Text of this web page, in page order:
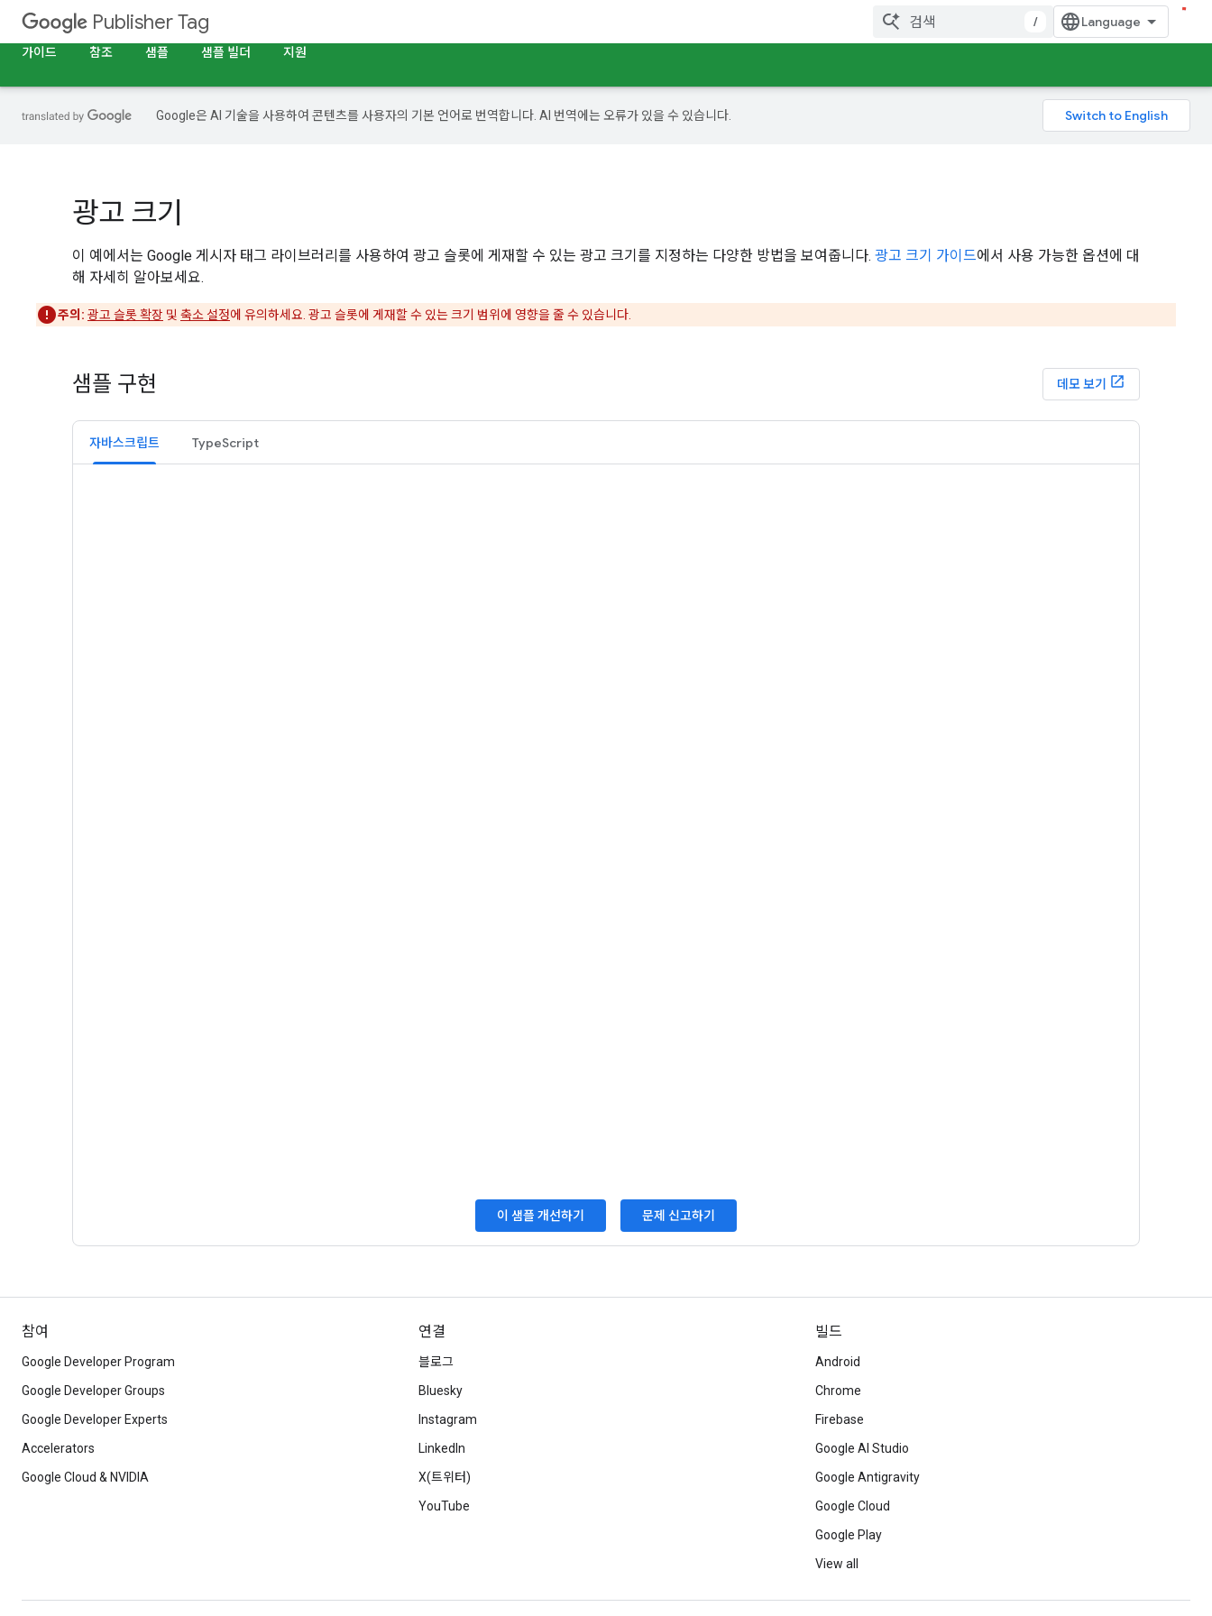
Publisher Tag
/
가이드
참조 샘플 샘플 빌더 지원
Google은 AI 기술을 사용하여 콘텐츠를 사용자의 기본 언어로 번역합니다. AI 번역에는 오류가 있을 수 있습니다.
광고 크기
이 예에서는 Google 게시자 태그 라이브러리를 사용하여 광고 슬롯에 게재할 수 있는 광고 크기를 지정하는 다양한 방법을 보여줍니다. 광고 크기 가이드에서 사용 가능한 옵션에 대
해 자세히 알아보세요.
주의: 광고 슬롯 확장 및 축소 설정에 유의하세요. 광고 슬롯에 게재할 수 있는 크기 범위에 영향을 줄 수 있습니다.
샘플 구현 데모 보기
자바스크립트 TypeScript
이 샘플 개선하기 문제 신고하기
참여
Google Developer Program
Google Developer Groups
Google Developer Experts
Accelerators
Google Cloud & NVIDIA
연결
블로그
Bluesky
Instagram
LinkedIn
X(트위터)
YouTube
빌드
Android
Chrome
Firebase
Google AI Studio
Google Antigravity
Google Cloud
Google Play
View all